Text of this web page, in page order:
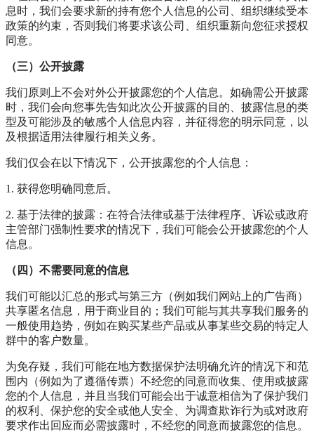
息时，我们会要求新的持有您个人信息的公司、组织继续受本
政策的约束，否则我们将要求该公司、组织重新向您征求授权
同意。
（三）公开披露
我们原则上不会对外公开披露您的个人信息。如确需公开披露
时，我们会向您事先告知此次公开披露的目的、披露信息的类
型及可能涉及的敏感个人信息内容，并征得您的明示同意，以
及根据适用法律履行相关义务。
我们仅会在以下情况下，公开披露您的个人信息：
1. 获得您明确同意后。
2. 基于法律的披露：在符合法律或基于法律程序、诉讼或政府
主管部门强制性要求的情况下，我们可能会公开披露您的个人
信息。
（四）不需要同意的信息
我们可能以汇总的形式与第三方（例如我们网站上的广告商）
共享匿名信息，用于商业目的；我们可能与其共享我们服务的
一般使用趋势，例如在购买某些产品或从事某些交易的特定人
群中的客户数量。
为免存疑，我们可能在地方数据保护法明确允许的情况下和范
围内（例如为了遵循传票）不经您的同意而收集、使用或披露
您的个人信息，并且当我们可能会出于诚意相信为了保护我们
的权利、保护您的安全或他人安全、为调查欺诈行为或对政府
要求作出回应而必需披露时，不经您的同意而披露您的信息。